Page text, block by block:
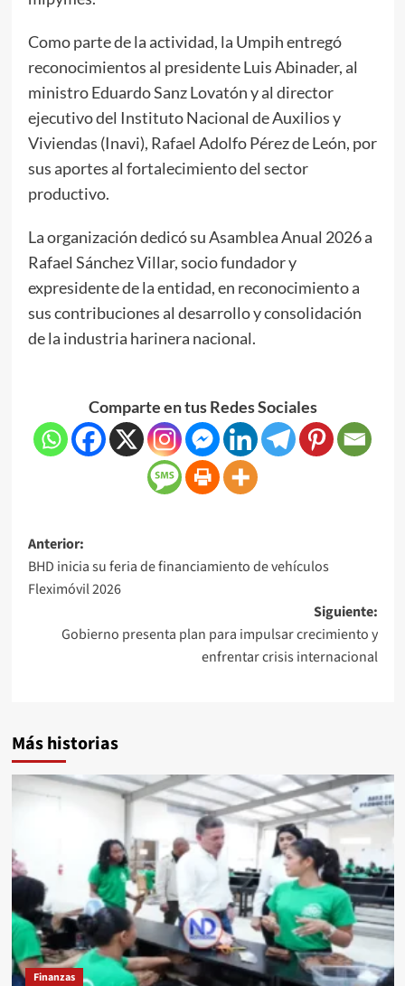
Como parte de la actividad, la Umpih entregó
reconocimientos al presidente Luis Abinader, al
ministro Eduardo Sanz Lovatón y al director
ejecutivo del Instituto Nacional de Auxilios y
Viviendas (Inavi), Rafael Adolfo Pérez de León, por
sus aportes al fortalecimiento del sector
productivo.
La organización dedicó su Asamblea Anual 2026 a
Rafael Sánchez Villar, socio fundador y
expresidente de la entidad, en reconocimiento a
sus contribuciones al desarrollo y consolidación
de la industria harinera nacional.
Comparte en tus Redes Sociales
Anterior:
BHD inicia su feria de financiamiento de vehículos
Fleximóvil 2026
Siguiente:
Gobierno presenta plan para impulsar crecimiento y
enfrentar crisis internacional
Más historias
Finanzas